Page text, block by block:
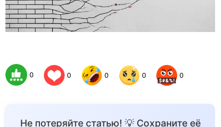
0 0 0 0 0
Не потеряйте статью! 💡 Сохраните её